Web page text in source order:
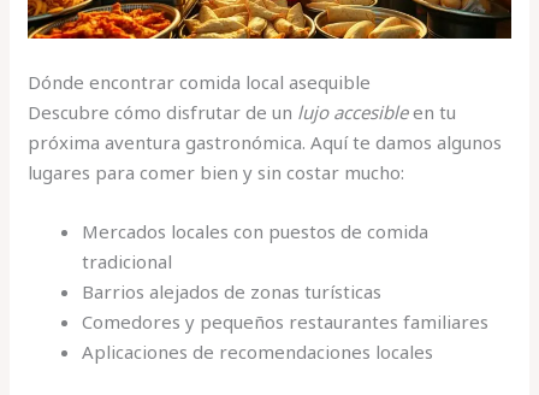
Dónde encontrar comida local asequible
Descubre cómo disfrutar de un lujo accesibleen tu
próxima aventura gastronómica. Aquí te damos algunos
lugares para comer bien y sin costar mucho:
Mercados locales con puestos de comida
tradicional
Barrios alejados de zonas turísticas
Comedores y pequeños restaurantes familiares
Aplicaciones de recomendaciones locales